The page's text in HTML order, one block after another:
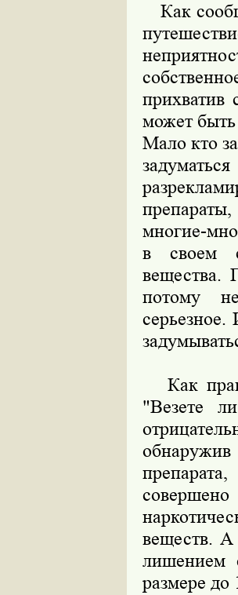
Как
может
Мало кто
многие-
в своем
вещества.
потому
серьезное.
Как
"Везете
веществ. А
лишением
размере до